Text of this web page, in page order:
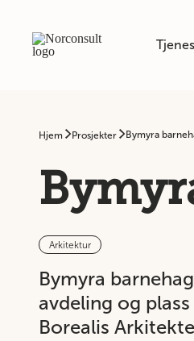
Hjem Prosjekter Bymyra
Arkitektur
Bymyra
avdeling og
Borealis